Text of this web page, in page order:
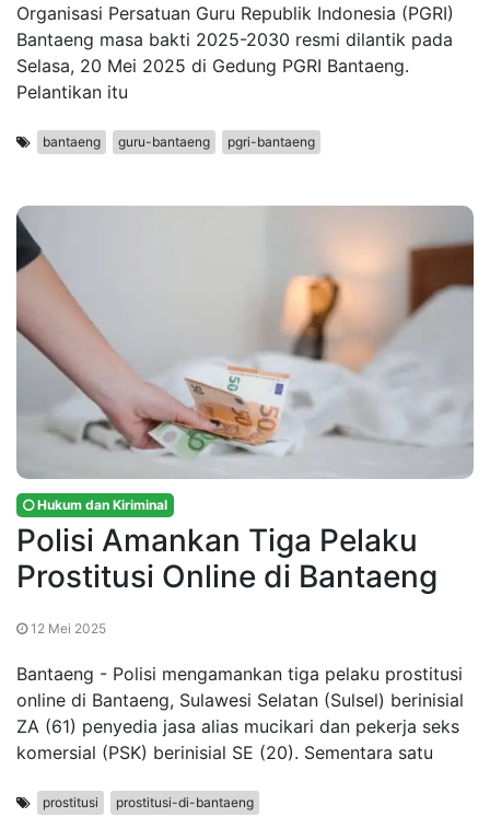
Organisasi Persatuan Guru Republik Indonesia (PGRI)
Bantaeng masa bakti 2025-2030 resmi dilantik pada
Selasa, 20 Mei 2025 di Gedung PGRI Bantaeng.
Pelantikan itu
bantaeng guru-bantaeng pgri-bantaeng
Hukum dan Kiriminal
Polisi Amankan Tiga Pelaku
Prostitusi Online di Bantaeng
12 Mei 2025
Bantaeng - Polisi mengamankan tiga pelaku prostitusi
online di Bantaeng, Sulawesi Selatan (Sulsel) berinisial
ZA (61) penyedia jasa alias mucikari dan pekerja seks
komersial (PSK) berinisial SE (20). Sementara satu
prostitusi prostitusi-di-bantaeng